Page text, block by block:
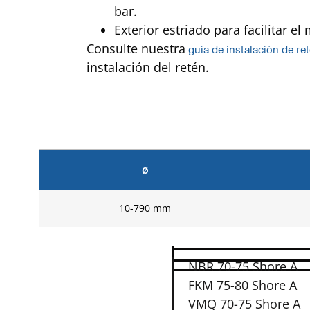
bar.
Exterior estriado para facilitar el
Consulte nuestra guía de instalación de
instalación del retén.
ø
10-790 mm
NBR 70-75 Shore A
FKM 75-80 Shore A
VMQ 70-75 Shore A